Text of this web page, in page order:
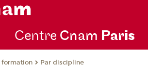
Centre Cnam Paris
formation Par discipline